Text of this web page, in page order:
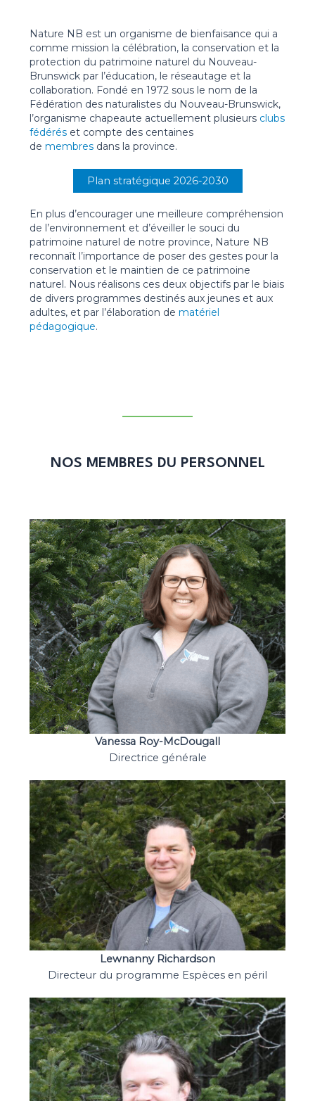
Nature NB est un organisme de bienfaisance qui a
comme mission la célébration, la conservation et la
protection du patrimoine naturel du Nouveau-
Brunswick par l’éducation, le réseautage et la
collaboration. Fondé en 1972 sous le nom de la
Fédération des naturalistes du Nouveau-Brunswick,
l’organisme chapeaute actuellement plusieurs clubs
fédéréset compte des centaines
de membresdans la province.
Plan stratégique 2026-2030
En plus d’encourager une meilleure compréhension
de l’environnement et d’éveiller le souci du
patrimoine naturel de notre province, Nature NB
reconnaît l’importance de poser des gestes pour la
conservation et le maintien de ce patrimoine
naturel. Nous réalisons ces deux objectifs par le biais
de divers programmes destinés aux jeunes et aux
adultes, et par l’élaboration de matériel
pédagogique.
NOS MEMBRES DU PERSONNEL
Vanessa Roy-McDougall
Directrice générale
Lewnanny Richardson
Directeur du programme Espèces en péril